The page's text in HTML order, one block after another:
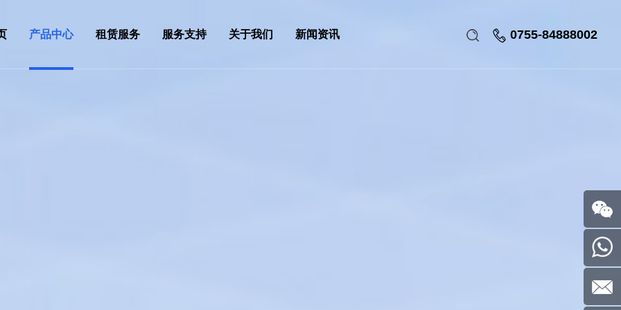
0755-84888002
产品中心 租赁服务 服务支持 关于我们 新闻资讯
关注我
们
0755-